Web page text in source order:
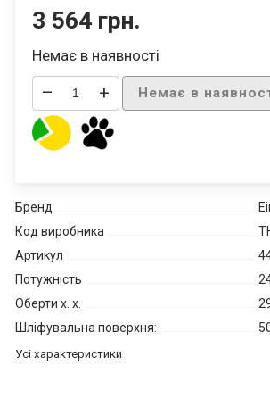
3 564 грн.
Немає в наявності
– + Немає в
Бренд
Код виробника
Артикул
Потужність
Оберти х. х.
Шліфувальна поверхня:
Усі характеристики